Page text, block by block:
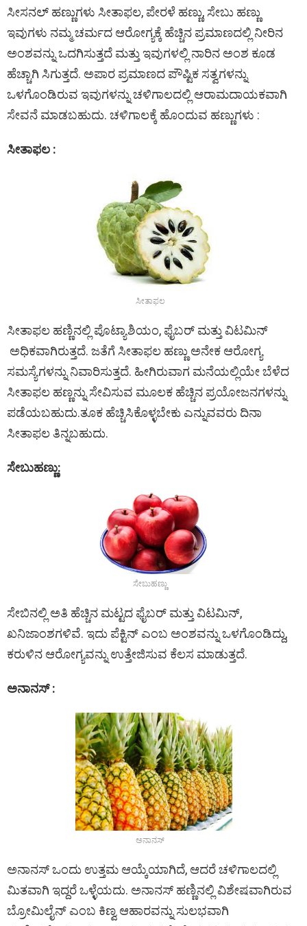
ಸೀಸನಲ್ ಹಣ್ಣುಗಳು ಸೀತಾಫಲ, ಪೇರಳೆ ಹಣ್ಣು, ಸೇಬು ಹಣ್ಣು
ಇವುಗಳು ನಮ್ಮ ಚರ್ಮದ ಆರೋಗ್ಯಕ್ಕೆ ಹೆಚ್ಚಿನ ಪ್ರಮಾಣದಲ್ಲಿ ನೀರಿನ
ಅಂಶವನ್ನು ಒದಗಿಸುತ್ತದೆ ಮತ್ತು ಇವುಗಳಲ್ಲಿ ನಾರಿನ ಅಂಶ ಕೂಡ
ಹೆಚ್ಚಾಗಿ ಸಿಗುತ್ತದೆ. ಅಪಾರ ಪ್ರಮಾಣದ ಪೌಷ್ಟಿಕ ಸತ್ವಗಳನ್ನು
ಒಳಗೊಂಡಿರುವ ಇವುಗಳನ್ನು ಚಳಿಗಾಲದಲ್ಲಿ ಆರಾಮದಾಯಕವಾಗಿ
ಸೇವನೆ ಮಾಡಬಹುದು. ಚಳಿಗಾಲಕ್ಕೆ ಹೊಂದುವ ಹಣ್ಣುಗಳು :
ಸೀತಾಫಲ :
ಸೀತಾಫಲ
ಸೀತಾಫಲ ಹಣ್ಣಿನಲ್ಲಿ ಪೊಟ್ಯಾಶಿಯಂ, ಫೈಬರ್ ಮತ್ತು ವಿಟಮಿನ್
ಅಧಿಕವಾಗಿರುತ್ತದೆ. ಜತೆಗೆ ಸೀತಾಫಲ ಹಣ್ಣು ಅನೇಕ ಆರೋಗ್ಯ
ಸಮಸ್ಯೆಗಳನ್ನು ನಿವಾರಿಸುತ್ತದೆ. ಹೀಗಿರುವಾಗ ಮನೆಯಲ್ಲಿಯೇ ಬೆಳೆದ
ಸೀತಾಫಲ ಹಣ್ಣನ್ನು ಸೇವಿಸುವ ಮೂಲಕ ಹೆಚ್ಚಿನ ಪ್ರಯೋಜನಗಳನ್ನು
ಪಡೆಯಬಹುದು.ತೂಕ ಹೆಚ್ಚಿಸಿಕೊಳ್ಳಬೇಕು ಎನ್ನುವವರು ದಿನಾ
ಸೀತಾಫಲ ತಿನ್ನಬಹುದು.
ಸೇಬುಹಣ್ಣು:
ಸೇಬುಹಣ್ಣು
ಸೇಬಿನಲ್ಲಿ ಅತಿ ಹೆಚ್ಚಿನ ಮಟ್ಟದ ಫೈಬರ್ ಮತ್ತು ವಿಟಮಿನ್,
ಖನಿಜಾಂಶಗಳಿವೆ. ಇದು ಪೆಕ್ಟಿನ್ ಎಂಬ ಅಂಶವನ್ನು ಒಳಗೊಂಡಿದ್ದು,
ಕರುಳಿನ ಆರೋಗ್ಯವನ್ನು ಉತ್ತೇಜಿಸುವ ಕೆಲಸ ಮಾಡುತ್ತದೆ.
ಅನಾನಸ್ :
ಅನಾನಸ್
ಅನಾನಸ್ ಒಂದು ಉತ್ತಮ ಆಯ್ಕೆಯಾಗಿದೆ, ಆದರೆ ಚಳಿಗಾಲದಲ್ಲಿ
ಮಿತವಾಗಿ ಇದ್ದರೆ ಒಳ್ಳೆಯದು. ಅನಾನಸ್ ಹಣ್ಣಿನಲ್ಲಿ ವಿಶೇಷವಾಗಿರುವ
ಬ್ರೋಮಿಲೈನ್ ಎಂಬ ಕಿಣ್ವ ಆಹಾರವನ್ನು ಸುಲಭವಾಗಿ